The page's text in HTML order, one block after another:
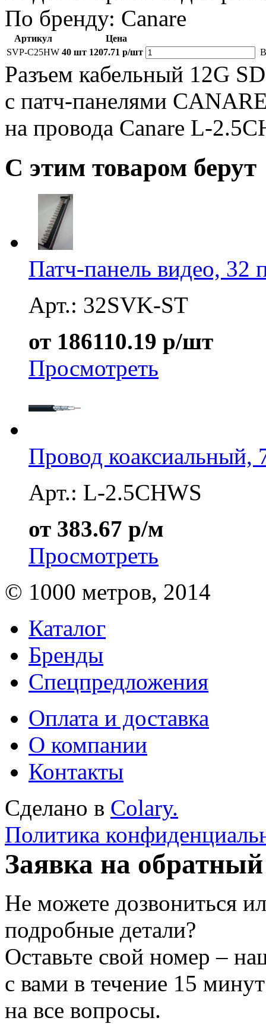
По бренду: Canare
Артикул
Цена
SVP-C25HW 40 шт 1207.71 р/шт
Разъем кабельный 12G
с патч-панелями
на провода Canare L-
С этим товаром берут
Патч-панель видео,
Арт.: 32SVK-ST
от 186110.19 р/шт
Просмотреть
Провод
Арт.: L-2.5CHWS
от 383.67 р/м
Просмотреть
© 1000 метров, 2014
Каталог
Бренды
Спецпредложения
Оплата и доставка
О компании
Контакты
Сделано в Colary.
Политика
Заявка на
Не можете дозвониться
подробные детали?
Оставьте свой номер –
с вами в течение 15
на все вопросы.